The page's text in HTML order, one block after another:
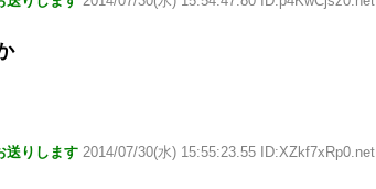
送りします 2014/07/30(水) 15:55:23.55 ID:XZkf7xRp0.net